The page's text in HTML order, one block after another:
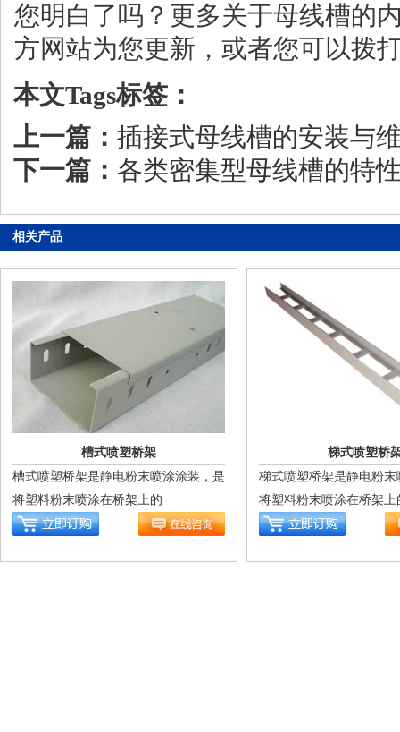
您明白了吗？更多关于母线槽的
方网站为您更新，或者您可以拨
本文Tags标签：
上一篇： 插接式母线槽的安装与
下一篇： 各类密集型母线槽的特
相关产品
槽式喷塑桥架
槽式喷塑桥架是静电粉末喷涂涂装，是
将塑料粉末喷涂在桥架上的
梯式喷塑桥
梯式喷塑桥架是静电粉
将塑料粉末喷涂在桥架上